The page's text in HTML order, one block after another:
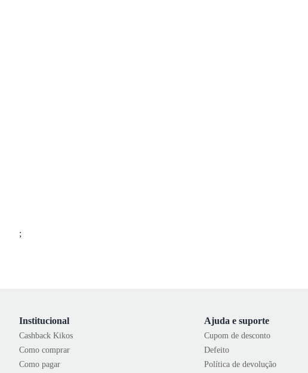
;
Institucional
Cashback Kikos
Como comprar
Como pagar
Ajuda e suporte
Cupom de desconto
Defeito
Política de devolução